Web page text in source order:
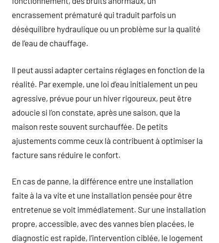
encrassement prématuré qui traduit parfois un
déséquilibre hydraulique ou un problème sur la qualité
de l’eau de chauffage.
Il peut aussi adapter certains réglages en fonction de la
réalité. Par exemple, une loi d’eau initialement un peu
agressive, prévue pour un hiver rigoureux, peut être
adoucie si l’on constate, après une saison, que la
maison reste souvent surchauffée. De petits
ajustements comme ceux là contribuent à optimiser la
facture sans réduire le confort.
En cas de panne, la différence entre une installation
faite à la va vite et une installation pensée pour être
entretenue se voit immédiatement. Sur une installation
propre, accessible, avec des vannes bien placées, le
diagnostic est rapide, l’intervention ciblée, le logement